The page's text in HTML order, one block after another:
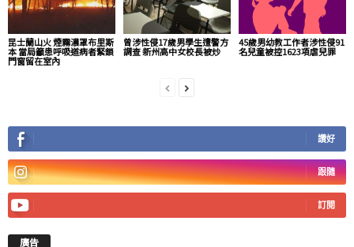
昆士蘭山火 煙霧濃罩布里斯
本 當局籲患呼吸道病者緊鎖
門窗留在室內
曾涉性侵17歲男學生遭警方
調查 新州高中女校長被炒
45歲男幼教工作者涉性侵91
名兒童被控1623項虐兒罪
讚好
跟隨
訂閱
廣告